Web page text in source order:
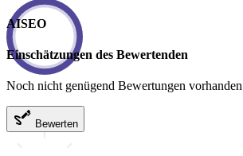
AISEO
Einschätzungen des Bewertenden
Noch nicht genügend Bewertungen vorhanden
Bewerten